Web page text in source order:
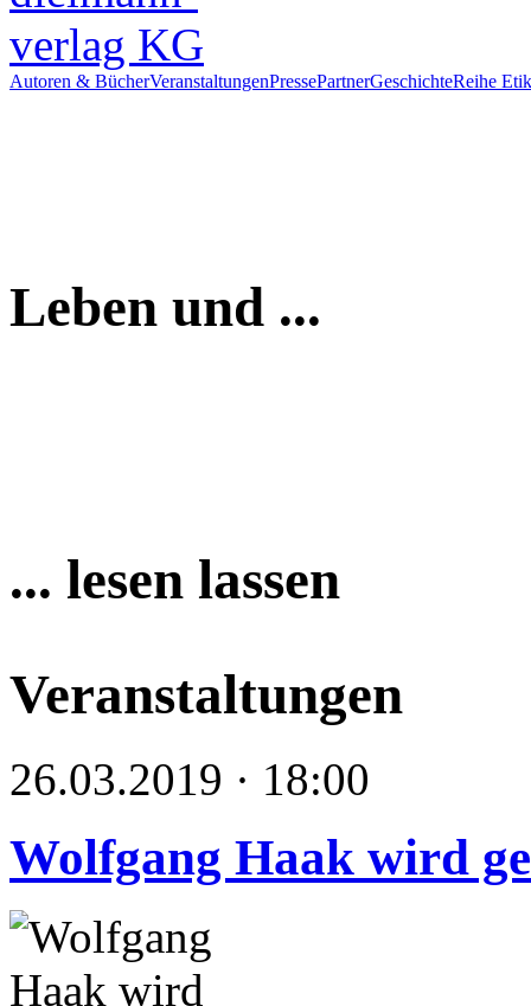
Autoren & BücherVeranstaltungenPressePartnerGeschichteReihe
Leben und ...
... lesen lassen
Veranstaltungen
26.03.2019 · 18:00
Wolfgang Haak wird